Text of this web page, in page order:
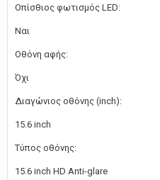
Οπίσθιος φωτισμός LED:
Ναι
Οθόνη αφής:
Όχι
Διαγώνιος οθόνης (inch):
15.6 inch
Τύπος οθόνης:
15.6 inch HD Anti-glare